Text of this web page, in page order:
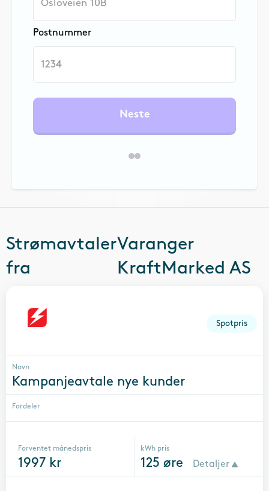
Postnummer
Neste
Strømavtaler
fra
Varanger
KraftMarked AS
Spotpris
Navn
Kampanjeavtale nye kunder
Fordeler
Forventet månedspris
1997 kr
kWh pris
125 øre Detaljer